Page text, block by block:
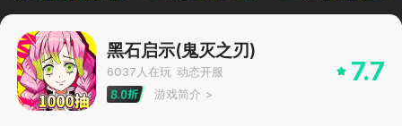
黑石启示(鬼灭之刃)
6037 人在玩 动态开服
游戏简介 >
7.7